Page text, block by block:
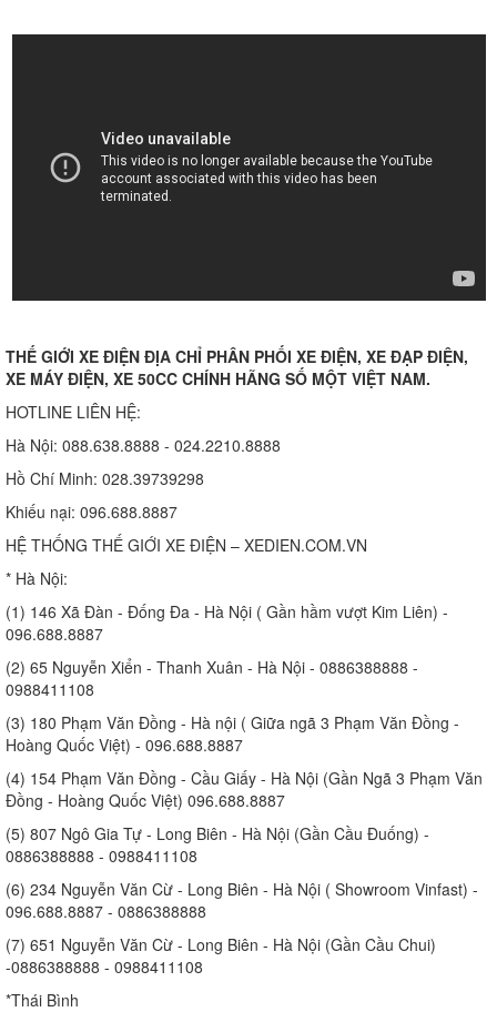
THẾ GIỚI XE ĐIỆN ĐỊA CHỈ PHÂN PHỐI XE ĐIỆN, XE ĐẠP ĐIỆN,
XE MÁY ĐIỆN, XE 50CC CHÍNH HÃNG SỐ MỘT VIỆT NAM.
HOTLINE LIÊN HỆ:
Hà Nội: 088.638.8888 - 024.2210.8888
Hồ Chí Minh: 028.39739298
Khiếu nại: 096.688.8887
HỆ THỐNG THẾ GIỚI XE ĐIỆN – XEDIEN.COM.VN
* Hà Nội:
(1) 146 Xã Đàn - Đống Đa - Hà Nội ( Gần hầm vượt Kim Liên) -
096.688.8887
(2) 65 Nguyễn Xiển - Thanh Xuân - Hà Nội - 0886388888 -
0988411108
(3) 180 Phạm Văn Đồng - Hà nội ( Giữa ngã 3 Phạm Văn Đồng -
Hoàng Quốc Việt) - 096.688.8887
(4) 154 Phạm Văn Đồng - Cầu Giấy - Hà Nội (Gần Ngã 3 Phạm Văn
Đồng - Hoàng Quốc Việt) 096.688.8887
(5) 807 Ngô Gia Tự - Long Biên - Hà Nội (Gần Cầu Đuống) -
0886388888 - 0988411108
(6) 234 Nguyễn Văn Cừ - Long Biên - Hà Nội ( Showroom Vinfast) -
096.688.8887 - 0886388888
(7) 651 Nguyễn Văn Cừ - Long Biên - Hà Nội (Gần Cầu Chui)
-0886388888 - 0988411108
*Thái Bình